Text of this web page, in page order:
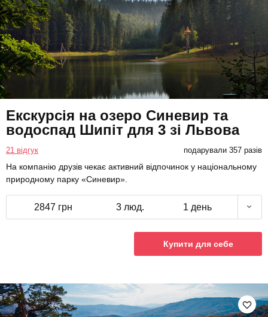
Екскурсія на озеро Синевир та
водоспад Шипіт для 3 зі Львова
21 відгук подарували 357 разів
На компанію друзів чекає активний відпочинок у національному
природному парку «Синевир».
2847 грн 3 люд. 1 день
Купити для себе